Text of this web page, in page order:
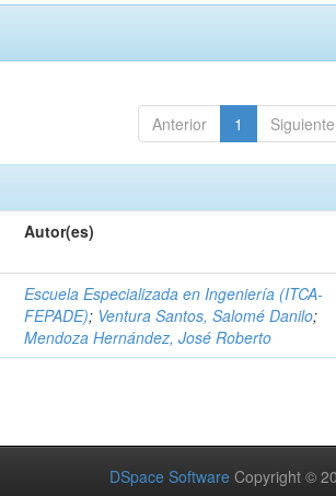
Anterior 1 Siguiente
Autor(es)
Escuela Especializada en Ingeniería (ITCA-
FEPADE); Ventura Santos, Salomé Danilo;
Mendoza Hernández, José Roberto
DSpace Software Copyright ©